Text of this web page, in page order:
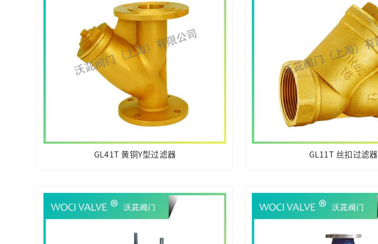
GL41T 黄铜Y型过滤器 GL11T 丝扣过滤器